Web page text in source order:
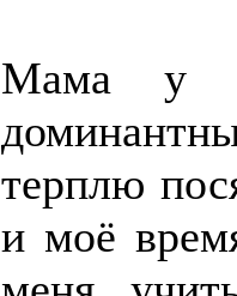
Мама у
терплю
и моё